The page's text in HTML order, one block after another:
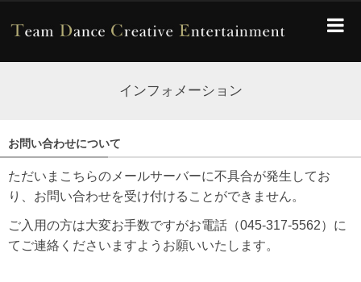
インフォメーション
お問い合わせについて
ただいまこちらのメールサーバーに不具合が発生してお
り、お問い合わせを受け付けることができません。
ご入用の方は大変お手数ですがお電話（045-317-5562）に
てご連絡くださいますようお願いいたします。